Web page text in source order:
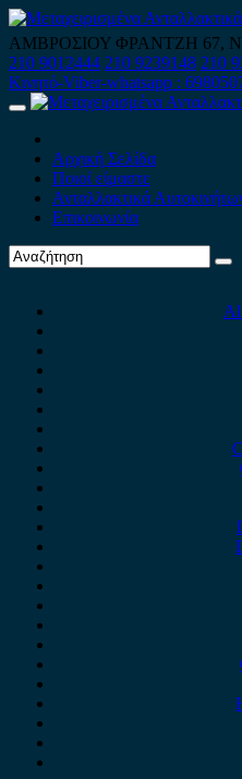
Skip
to
content
ΑΜΒΡΟΣΙΟΥ ΦΡΑΝΤΖΗ 67,
210 9012444 210 9239148 210
Κινητό-Viber-whatsapp :
Primary
Αρχική Σελίδα
Ποιοί είμαστε
Ανταλλακτικά
Επικοινωνία